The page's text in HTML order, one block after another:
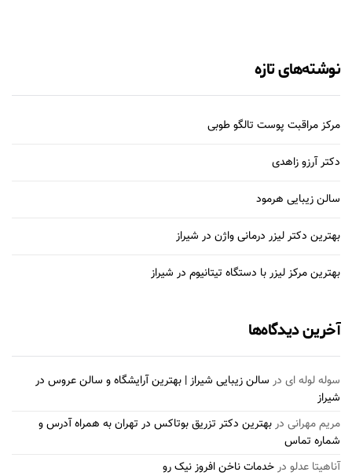
نوشته‌های تازه
مرکز مراقبت پوست تالگو طوبی
دکتر آرزو زاهدی
سالن زیبایی هرمود
بهترین دکتر لیزر درمانی واژن در شیراز
بهترین مرکز لیزر با دستگاه تیتانیوم در شیراز
آخرین دیدگاه‌ها
سوله لوله ای در سالن زیبایی شیراز | بهترین آرایشگاه و سالن عروس در
شیراز
مریم مهرانی دربهترین دکتر تزریق بوتاکس در تهران به همراه آدرس و
شماره تماس
آناهیتا عدلو درخدمات ناخن افروز نیک رو